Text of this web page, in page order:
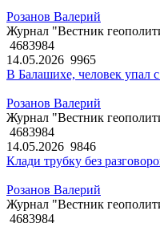
Розанов Валерий
Журнал "Вестник
4683984
14.05.2026 9965
В Балашихе, человек упал
Розанов Валерий
Журнал "Вестник
4683984
14.05.2026 9846
Клади трубку без
Розанов Валерий
Журнал "Вестник
4683984